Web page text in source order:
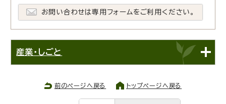
お問い合わせは専用フォームをご利用ください。
産業・しごと
前のページへ戻る トップページへ戻る